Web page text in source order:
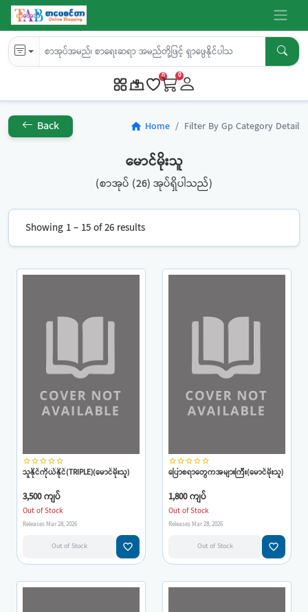
0 0
Back home Home Filter By Gp Category Detail
မောင်မိုးသူ
(စာအုပ် (26) အုပ်ရှိပါသည်)
Showing 1 – 15 of 26 results
star_borderstar_borderstar_borderstar_borderstar_border
သူနိုင်ကိုယ်နိုင်(TRIPLE)(မောင်မိုးသူ)
3,500 ကျပ်
Out of Stock
Releases Mar 28, 2026
Out of Stock favorite_border
star_borderstar_borderstar_borderstar_borderstar_border
ပြောစရာတွေကအများကြီး(မောင်မိုးသူ)
1,800 ကျပ်
Out of Stock
Releases Mar 28, 2026
Out of Stock favorite_border